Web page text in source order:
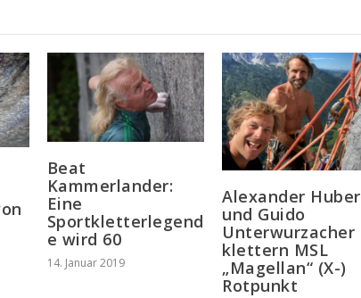
Beat
Kammerlander:
Eine
Sportkletterlegend
e wird 60
14. Januar 2019
Alexander Huber
und Guido
Unterwurzacher
klettern MSL
„Magellan“ (X-)
Rotpunkt